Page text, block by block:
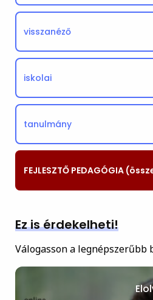
visszanéző
iskolai
tanulmány
FEJLESZTŐ PEDAGÓGIA
Ez is érdekelheti!
Válogasson a legnépszerűbb